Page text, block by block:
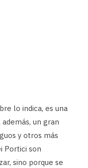
lo indica, es una
un gran
y otros más
Portici son
sino porque se